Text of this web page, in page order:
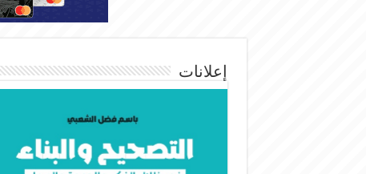
إعلانات